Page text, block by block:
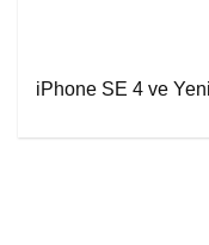
iPhone SE 4 ve